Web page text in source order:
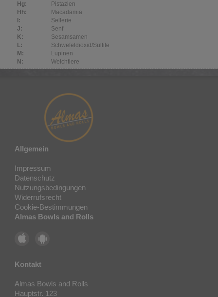
Hg:
Pistazien
Hh:
Macadamia
I:
Sellerie
J:
Senf
K:
Sesamsamen
L:
Schwefeldioxid/Sulfite
M:
Lupinen
N:
Weichtiere
Allgemein
Impressum
Datenschutz
Nutzungsbedingungen
Widerrufsrecht
Cookie-Bestimmungen
Almas Bowls and Rolls
Kontakt
Almas Bowls and Rolls
Hauptstr. 123